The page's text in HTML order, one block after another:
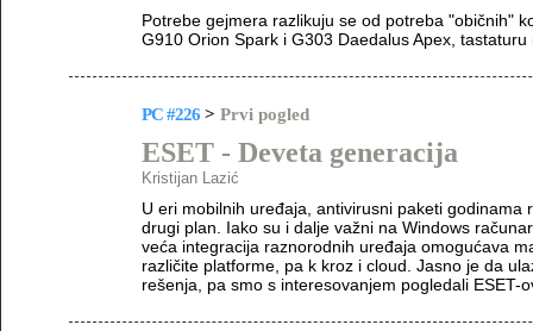
Potrebe gejmera razlikuju se od potreba "običnih"
G910 Orion Spark i G303 Daedalus Apex,
PC #226 > Prvi pogled
ESET - Deveta generacija
Kristijan Lazić
U eri mobilnih uređaja, antivirusni paketi godinama
drugi plan. Iako su i dalje važni na Windows
veća integracija raznorodnih uređaja omogućava
različite platforme, pa k kroz i cloud. Jasno je da
rešenja, pa smo s interesovanjem pogledali ESET-